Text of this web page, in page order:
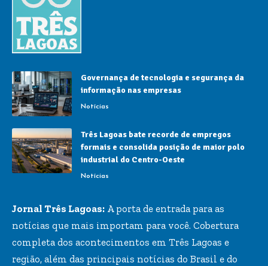
Governança de tecnologia e segurança da
informação nas empresas
Notícias
Três Lagoas bate recorde de empregos
formais e consolida posição de maior polo
industrial do Centro-Oeste
Notícias
Jornal Três Lagoas: A porta de entrada para as
notícias que mais importam para você. Cobertura
completa dos acontecimentos em Três Lagoas e
região, além das principais notícias do Brasil e do